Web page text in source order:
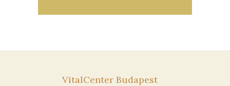
VitalCenter Budapest